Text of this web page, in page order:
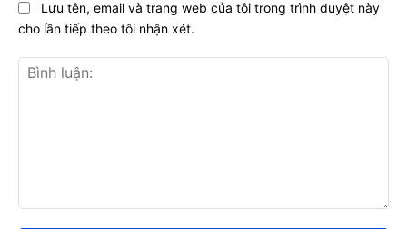
Lưu tên, email và trang web của tôi trong trình duyệt này
cho lần tiếp theo tôi nhận xét.